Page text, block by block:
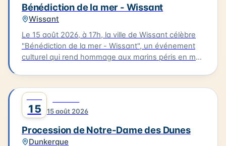
Bénédiction de la mer - Wissant
Wissant
Le 15 août 2026, à 17h, la ville de Wissant célèbre
"Bénédiction de la mer - Wissant", un événement
culturel qui rend hommage aux marins péris en mer.
déroulera la bénédiction. Cette cérémonie sera
accompagnée de chants et aura lieu en présence
de flobarts, bateaux de pêche traditionnels. Ce
lieu dans un cadre emblématique de la Côte
15 15 août 2026
Procession de Notre-Dame des Dunes
Dunkerque